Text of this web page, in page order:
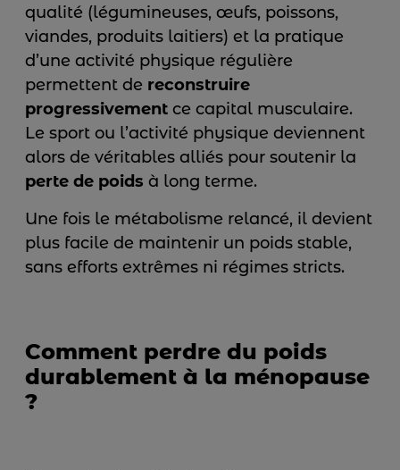
qualité (légumineuses, œufs, poissons,
viandes, produits laitiers) et la pratique
d’une activité physique régulière
permettent de reconstruire
progressivement ce capital musculaire.
Le sport ou l’activité physique deviennent
alors de véritables alliés pour soutenir la
perte de poids à long terme.
Une fois le métabolisme relancé, il devient
plus facile de maintenir un poids stable,
sans efforts extrêmes ni régimes stricts.
Comment perdre du poids
durablement à la ménopause
?